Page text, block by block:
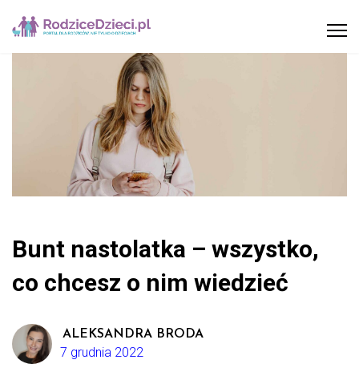
Bunt nastolatka – wszystko,
co chcesz o nim wiedzieć
ALEKSANDRA BRODA
7 grudnia 2022